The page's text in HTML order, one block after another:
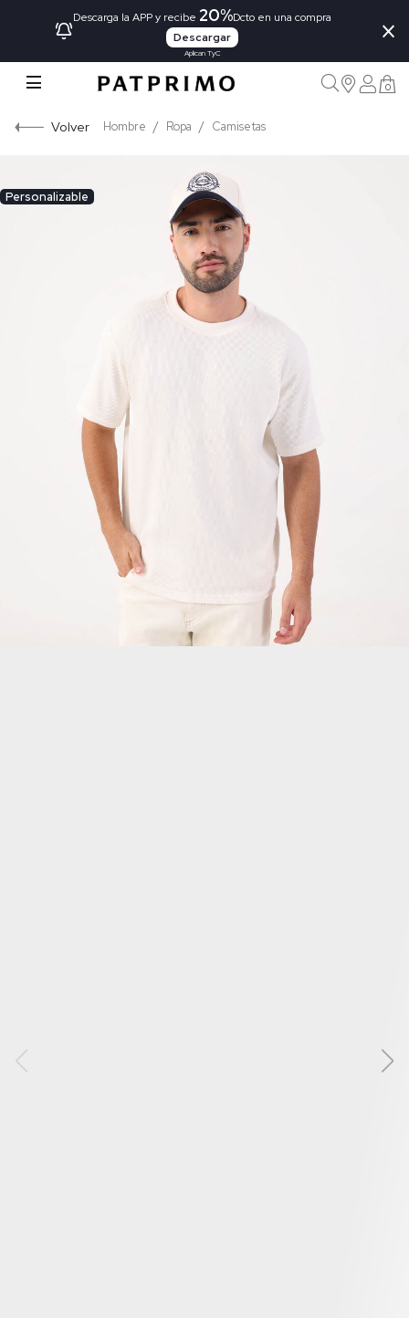
Descarga la APP y recibe 20%Dcto en una compra
Descargar
Aplican TyC
×
0
Volver Hombre Ropa Camisetas
Personalizable